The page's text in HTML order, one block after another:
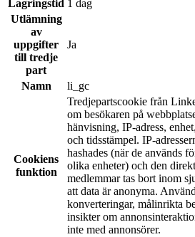
Lagringstid 1 dag
Utlämning
av
uppgifter
till tredje
part
Ja
Namn li_gc
Cookiens
funktion
Tredjepartscookie från
om besökaren på
hänvisning, IP-adress,
och tidsstämpel. IP-
hashades (när de används
olika enheter) och den
medlemmar tas bort inom
att data är anonyma.
konverteringar, målinrikta
insikter om
inte med annonsörer.